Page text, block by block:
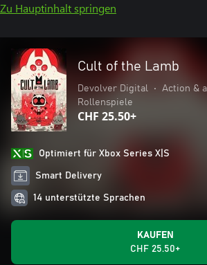
Zu Hauptinhalt springen
Cult of the Lamb
Devolver Digital • Action &
Rollenspiele
CHF 25.50+
Optimiert für Xbox Series X|S
Smart Delivery
14 unterstützte Sprachen
KAUFEN
CHF 25.50+